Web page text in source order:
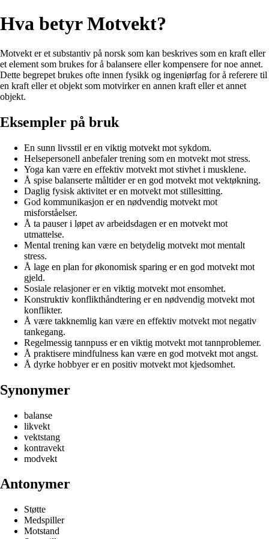
Hva betyr Motvekt?
Motvekt er et substantiv på norsk som kan beskrives som en kraft eller
et element som brukes for å balansere eller kompensere for noe annet.
Dette begrepet brukes ofte innen fysikk og ingeniørfag for å referere til
en kraft eller et objekt som motvirker en annen kraft eller et annet
objekt.
Eksempler på bruk
En sunn livsstil er en viktig motvekt mot sykdom.
Helsepersonell anbefaler trening som en motvekt mot stress.
Yoga kan være en effektiv motvekt mot stivhet i musklene.
Å spise balanserte måltider er en god motvekt mot vektøkning.
Daglig fysisk aktivitet er en motvekt mot stillesitting.
God kommunikasjon er en nødvendig motvekt mot
misforståelser.
Å ta pauser i løpet av arbeidsdagen er en motvekt mot
utmattelse.
Mental trening kan være en betydelig motvekt mot mentalt
stress.
Å lage en plan for økonomisk sparing er en god motvekt mot
gjeld.
Sosiale relasjoner er en viktig motvekt mot ensomhet.
Konstruktiv konflikthåndtering er en nødvendig motvekt mot
konflikter.
Å være takknemlig kan være en effektiv motvekt mot negativ
tankegang.
Regelmessig tannpuss er en viktig motvekt mot tannproblemer.
Å praktisere mindfulness kan være en god motvekt mot angst.
Å dyrke hobbyer er en positiv motvekt mot kjedsomhet.
Synonymer
balanse
likvekt
vektstang
kontravekt
modvekt
Antonymer
Støtte
Medspiller
Motstand